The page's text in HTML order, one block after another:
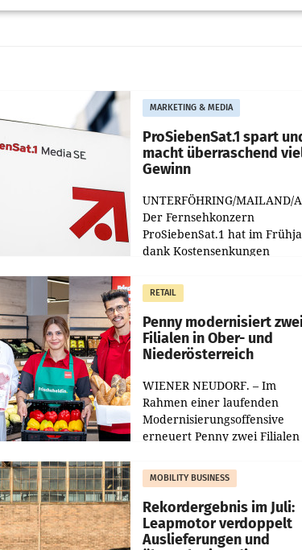
MARKETING & MEDIA
ProSiebenSat.1 spart
macht überraschend
Gewinn
UNTERFÖHRING/MAILAND/
Der Fernsehkonzern
ProSiebenSat.1 hat im
dank Kostensenkungen
gemacht und die
Markterwartung deutlich
übertroffen.
RETAIL
Penny modernisiert
Filialen in Ober- und
Niederösterreich
WIENER NEUDORF. – Im
Rahmen einer laufenden
Modernisierungsoffensive
erneuert Penny zwei
Die beiden Standorte liegen in
Haag sowie im rund
MOBILITY BUSINESS
Rekordergebnis im Juli:
Leapmotor verdoppelt
Auslieferungen und